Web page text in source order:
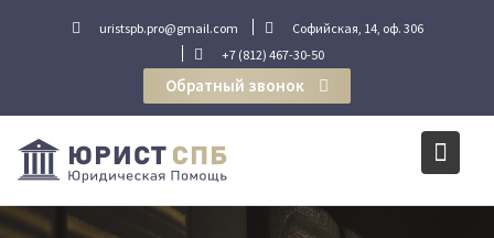
uristspb.pro@gmail.com
Софийская, 14, оф. 306
+7 (812) 467-30-50
Обратный звонок